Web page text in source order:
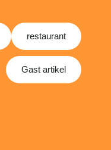
restaurant
Gast artikel